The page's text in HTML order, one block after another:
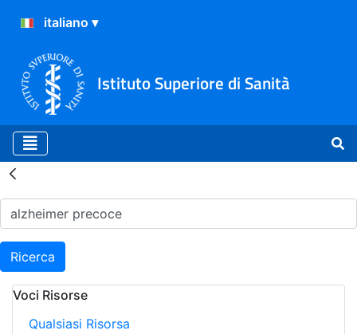
Istituto Superiore di Sanità
Risultati della Ricerca -
Ricerca
Voci Risorse
Qualsiasi Risorsa